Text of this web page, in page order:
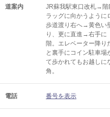
道案内
JR蘇我駅東口改札→階
ラッグに向かうよう
歩道渡り右へ→黄色い
り、更に直進→右手に
階。エレベーター降り
と裏手にコイン駐車
て歩かれてもお越しに
角。
電話 番号を表示